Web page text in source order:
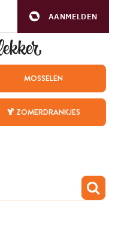
AANMELDEN
MOSSELEN
🍹 ZOMERDRANKJES